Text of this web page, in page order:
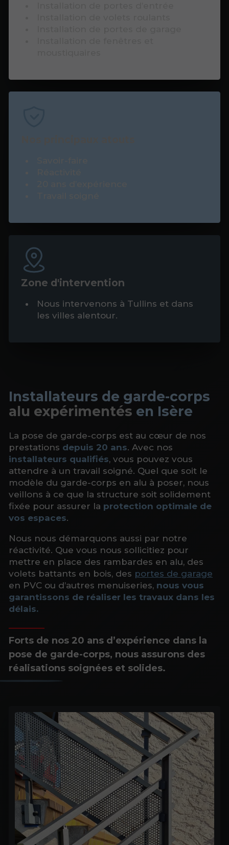
Zone d'intervention
Nous intervenons à Tullins et dans
les villes alentour.
Installateurs de garde-corps
alu expérimentés en Isère
La pose de garde-corps est au cœur de nos
prestations depuis 20 ans. Avec nos
installateurs qualifiés, vous pouvez vous
attendre à un travail soigné. Quel que soit le
modèle du garde-corps en alu à poser, nous
veillons à ce que la structure soit solidement
fixée pour assurer la protection optimale de
vos espaces.
Nous nous démarquons aussi par notre
réactivité. Que vous nous sollicitiez pour
mettre en place des rambardes en alu, des
volets battants en bois, des portes de garage
en PVC ou d’autres menuiseries, nous vous
garantissons de réaliser les travaux dans les
délais.
Forts de nos 20 ans d’expérience dans la
pose de garde-corps, nous assurons des
réalisations soignées et solides.